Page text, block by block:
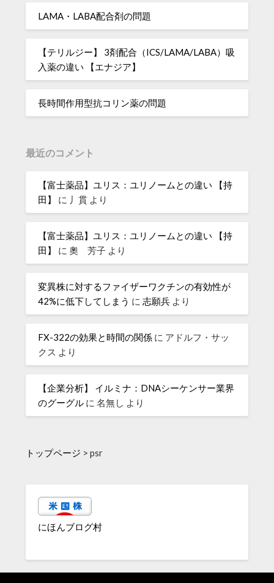
LAMA・LABA配合剤の問題
【テリルジー】 3剤配合（ICS/LAMA/LABA）吸
入薬の違い 【エナジア】
長時間作用型抗コリン薬の問題
最近のコメント
【富士薬品】ユリス：ユリノームとの違い 【持
田】
に 丿貫 より
【富士薬品】ユリス：ユリノームとの違い 【持
田】
に奧 芳子 より
変異株に対するファイザーワクチンの有効性が
42%に低下してしまう に志願兵 より
FX-322の効果と時間の関係 に アドルフ・サッ
クス より
【企業分析】 イルミナ：DNAシーケンサー業界
のグーグル に名無し より
トップページ >psr
にほんブログ村